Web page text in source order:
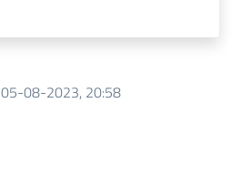
05-08-2023, 20:58